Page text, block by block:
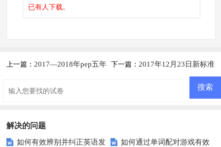
已有人下载。
上一篇： 2017—2018年pep五年 下一篇： 2017年12月23日新标准
解决的问题
如何有效辨别并纠正英语发
如何通过单词配对游戏有效